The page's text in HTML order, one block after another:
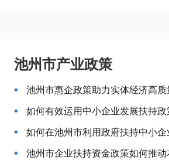
池州市产业政策
池州市惠企政策助力实体经济高
如何有效运用中小企业发展扶持
如何在池州市利用政府扶持中小
池州市企业扶持资金政策如何推